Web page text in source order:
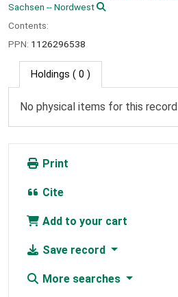
Sachsen -- Nordwest
Contents:
PPN: 1126296538
Holdings ( 0 )
No physical items for this record
Print
Cite
Add to your cart
Save record
More searches